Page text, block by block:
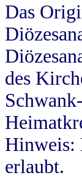
Das
des
Hinweis:
erlaubt.